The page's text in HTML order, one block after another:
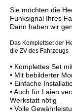
Sie möchten die
Funksignal Ihres
Dann haben wir
Das Komplettset der
die ZV des Fahrzeugs
• Komplettes Set
• Mit bebilderter
• Einfache
• Auch für Laien
Werkstatt nötig
• Volle